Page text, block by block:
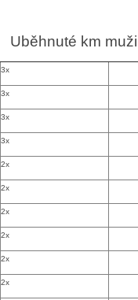
Uběhnuté km
3x
3x
3x
3x
2x
2x
2x
2x
2x
2x